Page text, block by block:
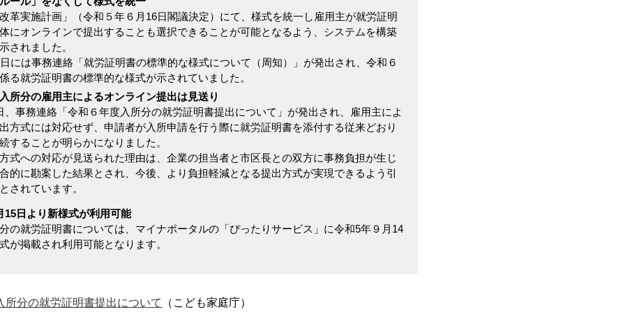
革実施計画」（令和５年６月16日閣議決定）にて、様式を統一し雇用主が就労証明
にオンラインで提出することも選択できることが可能となるよう、システムを構築
されました。
には事務連絡「就労証明書の標準的な様式について（周知）」が発出され、令和６
る就労証明書の標準的な様式が示されていました。
所分の雇用主によるオンライン提出は見送り
、事務連絡「令和６年度入所分の就労証明書提出について」が発出され、雇用主によ
方式には対応せず、申請者が入所申請を行う際に就労証明書を添付する従来どおり
することが明らかになりました。
式への対応が見送られた理由は、企業の担当者と市区長との双方に事務負担が生じ
的に勘案した結果とされ、今後、より負担軽減となる提出方式が実現できるよう引
されています。
15日より新様式が利用可能
の就労証明書については、マイナポータルの「ぴったりサービス」に令和5年９月14
が掲載され利用可能となります。
所分の就労証明書提出について （こども家庭庁）